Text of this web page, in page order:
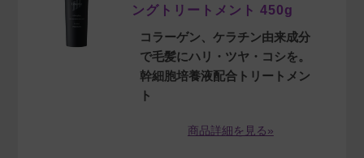
ングトリートメント 450g
コラーゲン、ケラチン由来成分
で毛髪にハリ・ツヤ・コシを。
幹細胞培養液配合トリートメン
ト
商品詳細を見る»